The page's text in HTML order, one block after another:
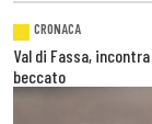
CRONACA
Val di Fassa,
beccato